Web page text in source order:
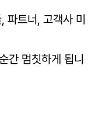
파트너, 고객사 미
간 멈칫하게 됩니